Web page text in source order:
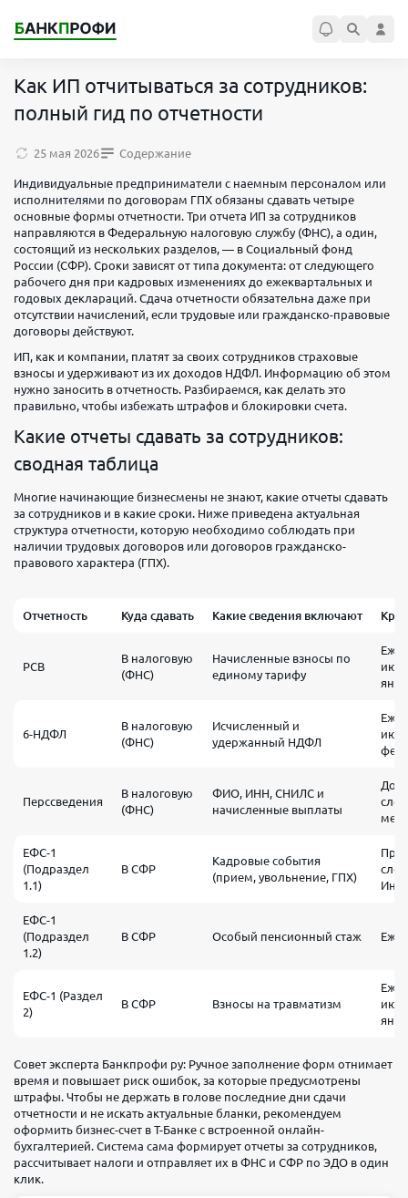
Как ИП отчитываться за сотрудников:
полный гид по отчетности
25 мая 2026 Содержание
Индивидуальные предприниматели с наемным персоналом или
исполнителями по договорам ГПХ обязаны сдавать четыре
основные формы отчетности. Три отчета ИП за сотрудников
направляются в Федеральную налоговую службу (ФНС), а один,
состоящий из нескольких разделов, — в Социальный фонд
России (СФР). Сроки зависят от типа документа: от следующего
рабочего дня при кадровых изменениях до ежеквартальных и
годовых деклараций. Сдача отчетности обязательна даже при
отсутствии начислений, если трудовые или гражданско-правовые
договоры действуют.
ИП, как и компании, платят за своих сотрудников страховые
взносы и удерживают из их доходов НДФЛ. Информацию об этом
нужно заносить в отчетность. Разбираемся, как делать это
правильно, чтобы избежать штрафов и блокировки счета.
Какие отчеты сдавать за сотрудников:
сводная таблица
Многие начинающие бизнесмены не знают, какие отчеты сдавать
за сотрудников и в какие сроки. Ниже приведена актуальная
структура отчетности, которую необходимо соблюдать при
наличии трудовых договоров или договоров гражданско-
правового характера (ГПХ).
Отчетность Куда сдавать Какие сведения включают
РСВ
В налоговую
(ФНС)
Начисленные взносы по
единому тарифу
6-НДФЛ
В налоговую
(ФНС)
Исчисленный и
удержанный НДФЛ
Перссведения
В налоговую
(ФНС)
ФИО, ИНН, СНИЛС и
начисленные выплаты
До
ЕФС-1
(Подраздел
1.1)
В СФР
Кадровые события
(прием, увольнение, ГПХ)
ЕФС-1
(Подраздел
1.2)
В СФР Особый пенсионный стаж
ЕФС-1 (Раздел
2)
В СФР Взносы на травматизм
Совет эксперта Банкпрофи ру: Ручное заполнение форм отнимает
время и повышает риск ошибок, за которые предусмотрены
штрафы. Чтобы не держать в голове последние дни сдачи
отчетности и не искать актуальные бланки, рекомендуем
оформить бизнес-счет в Т-Банке с встроенной онлайн-
бухгалтерией. Система сама формирует отчеты за сотрудников,
рассчитывает налоги и отправляет их в ФНС и СФР по ЭДО в один
клик.